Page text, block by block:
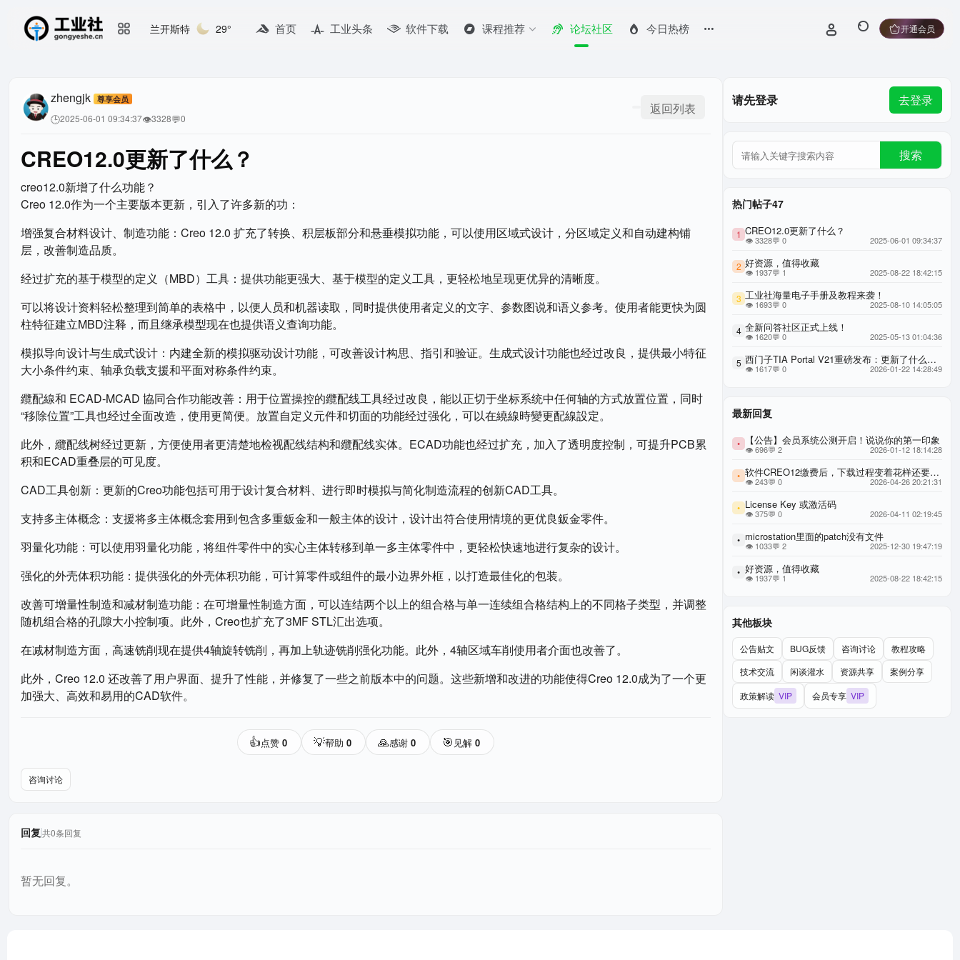
兰开斯特 29° 首页 工业头条 软件下载 课程推荐 论坛社区 今日热榜 开通会员
zhengjk 尊享会员
🕒2025-06-01 09:34:37👁3328💬0
返回列表
CREO12.0更新了什么？
creo12.0新增了什么功能？
Creo 12.0作为一个主要版本更新，引入了许多新的功：‌
增强复合材料设计、制造功能‌：Creo 12.0 扩充了转换、积层板部分和悬垂模拟功能，可以使用区域式设计，分区域定义和自动建构铺
层，改善制造品质。
经过扩充的基于模型的定义（MBD）工具‌：提供功能更强大、基于模型的定义工具，更轻松地呈现更优异的清晰度。
可以将设计资料轻松整理到简单的表格中，以便人员和机器读取，同时提供使用者定义的文字、参数图说和语义参考。使用者能更快为圆
柱特征建立MBD注释，而且继承模型现在也提供语义查询功能。‌
模拟导向设计与生成式设计‌：内建全新的模拟驱动设计功能，可改善设计构思、指引和验证。生成式设计功能也经过改良，提供最小特征
大小条件约束、轴承负载支援和平面对称条件约束。‌
纜配線和 ECAD-MCAD 協同合作功能改善‌：用于位置操控的纜配线工具经过改良，能以正切于坐标系统中任何轴的方式放置位置，同时
“移除位置”工具也经过全面改造，使用更简便。放置自定义元件和切面的功能经过强化，可以在繞線時變更配線設定。
此外，纜配线树经过更新，方便使用者更清楚地检视配线结构和纜配线实体。ECAD功能也经过扩充，加入了透明度控制，可提升PCB累
积和ECAD重叠层的可见度。‌
CAD工具创新‌：更新的Creo功能包括可用于设计复合材料、进行即时模拟与简化制造流程的创新CAD工具。‌
支持多主体概念‌：支援将多主体概念套用到包含多重鈑金和一般主体的设计，设计出符合使用情境的更优良鈑金零件。‌
羽量化功能‌：可以使用羽量化功能，将组件零件中的实心主体转移到单一多主体零件中，更轻松快速地进行复杂的设计。‌
强化的外壳体积功能‌：提供强化的外壳体积功能，可计算零件或组件的最小边界外框，以打造最佳化的包装。‌
改善可增量性制造和减材制造功能‌：在可增量性制造方面，可以连结两个以上的组合格与单一连续组合格结构上的不同格子类型，并调整
随机组合格的孔隙大小控制项。此外，Creo也扩充了3MF STL汇出选项。
在减材制造方面，高速铣削现在提供4轴旋转铣削，再加上轨迹铣削强化功能。此外，4轴区域车削使用者介面也改善了。
此外，Creo 12.0 还改善了用户界面、提升了性能，并修复了一些之前版本中的问题。这些新增和改进的功能使得Creo 12.0成为了一个更
加强大、高效和易用的CAD软件。
👍点赞 0 💡帮助 0 🙏感谢 0 🎯 见解 0
咨询讨论
回复共0条回复
暂无回复。
请先登录 去登录
搜索
热门帖子47
1 CREO12.0更新了什么？
👁 3328💬 0 2025-06-01 09:34:37
2 好资源，值得收藏
👁 1937💬 1 2025-08-22 18:42:15
3 工业社海量电子手册及教程来袭！
👁 1693💬 0 2025-08-10 14:05:05
4 全新问答社区正式上线！
👁 1620💬 0 2025-05-13 01:04:36
5 西门子TIA Portal V21重磅发布：更新了什么功能？AI赋能自动化工程，重构效率与可用性新标杆，西门子博图 TIA Portal V21 官方权威更新全解
👁 1617💬 0 2026-01-22 14:28:49
最新回复
• 【公告】会员系统公测开启！说说你的第一印象
👁 696💬 2 2026-01-12 18:14:28
• 软件CREO12缴费后，下载过程变着花样还要缴费，要求退款。
👁 243💬 0 2026-04-26 20:21:31
• License Key 或激活码
👁 375💬 0 2026-04-11 02:19:45
• microstation里面的patch没有文件
👁 1033💬 2 2025-12-30 19:47:19
• 好资源，值得收藏
👁 1937💬 1 2025-08-22 18:42:15
其他板块
公告贴文 BUG反馈 咨询讨论
教程攻略
技术交流
闲谈灌水 资源共享
案例分享
政策解读 VIP 会员专享 VIP